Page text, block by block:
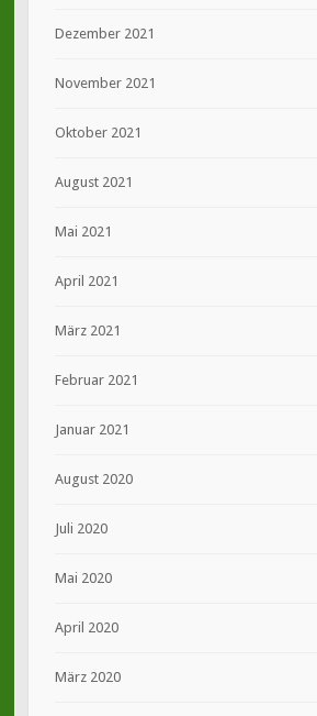
Dezember 2021
November 2021
Oktober 2021
August 2021
Mai 2021
April 2021
März 2021
Februar 2021
Januar 2021
August 2020
Juli 2020
Mai 2020
April 2020
März 2020